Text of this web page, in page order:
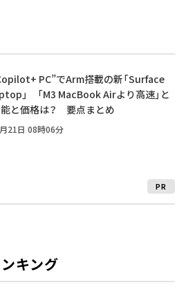
PC”でArm搭載の新「Surface
」 「M3 MacBook Airより高速」と
と価格は？ 要点まとめ
21日 08時06分
PR
キング